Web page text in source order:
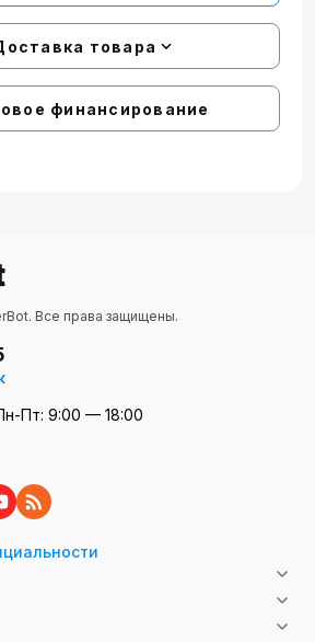
товара
финансирование
Все права защищены.
Пт: 9:00 — 18:00